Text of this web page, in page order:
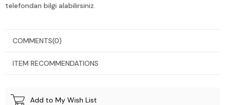
telefondan bilgi alabilirsiniz.
COMMENTS(0)
ITEM RECOMMENDATIONS
Add to My Wish List